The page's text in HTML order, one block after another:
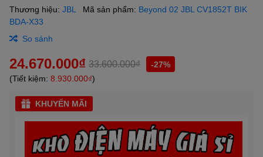
Thương hiệu: JBL Mã sản phẩm: Beyond 02 JBL CV1852T BIK
BDA-X33
So sánh
24.670.000₫ 33.600.000₫
-27%
(Tiết kiệm: 8.930.000₫)
KHUYẾN MÃI